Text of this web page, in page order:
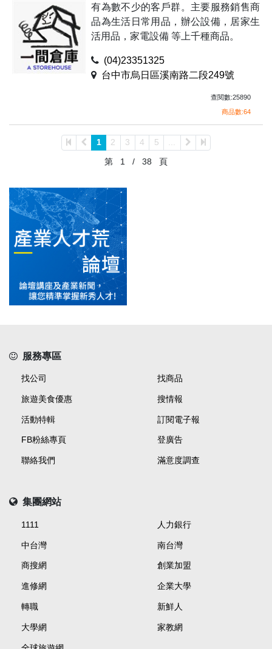
有為數不少的客戶群。主要服務銷售商
品為生活日常用品，辦公設備，居家生
活用品，家電設備 等上千種商品。
(04)23351325
台中市烏日區溪南路二段249號
查閱數:25890
商品數:64
1 2 3 4 5
...
第
1 / 38 頁
服務專區
找公司 找商品
旅遊美食優惠 搜情報
活動特輯 訂閱電子報
FB粉絲專頁 登廣告
聯絡我們 滿意度調查
集團網站
1111 人力銀行
中台灣 南台灣
商搜網 創業加盟
進修網 企業大學
轉職 新鮮人
大學網 家教網